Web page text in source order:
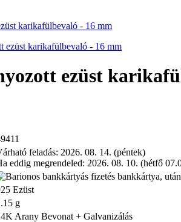
karikafülbevaló - 16 mm
ezüst
feladás: 2026. 08. 14. (péntek)
eddig megrendeled: 2026. 08. 10. (hétfő
bankkártya,
Ezüst
g
Arany Bevonat + Galvanizálás